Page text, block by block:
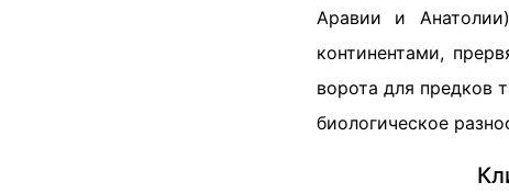
Аравии и
континентами,
ворота для предков
биологическое